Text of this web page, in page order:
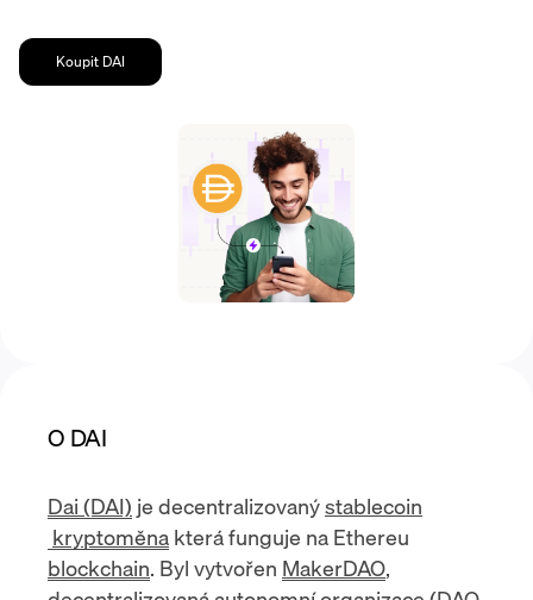
Koupit DAI
O DAI
Dai (DAI) je decentralizovanýstablecoin
kryptoměna která funguje na Ethereu
blockchain. Byl vytvořen MakerDAO,